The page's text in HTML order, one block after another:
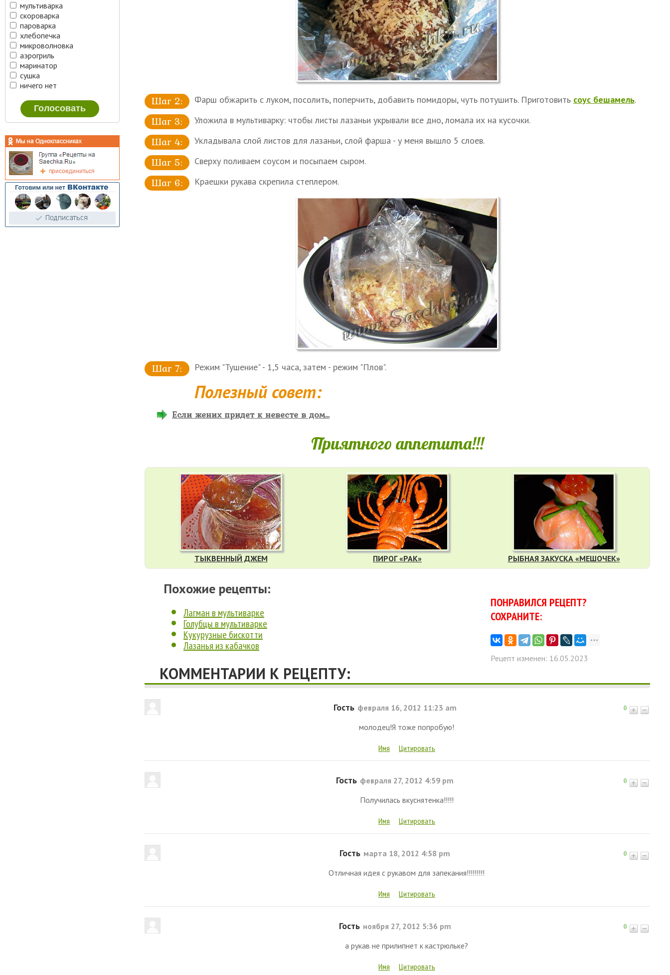
мультиварка
скороварка
пароварка
хлебопечка
микроволновка
аэрогриль
маринатор
сушка
ничего нет
Фарш обжарить с луком, посолить, поперчить, добавить помидоры, чуть потушить. Приготовить соус бешамель.
Уложила в мультиварку: чтобы листы лазаньи укрывали все дно, ломала их на кусочки.
Укладывала слой листов для лазаньи, слой фарша - у меня вышло 5 слоев.
Сверху поливаем соусом и посыпаем сыром.
Краешки рукава скрепила степлером.
Режим "Тушение" - 1,5 часа, затем - режим "Плов".
Полезный совет:
Если жених придет к невесте в дом...
Приятного аппетита!!!
ТЫКВЕННЫЙ ДЖЕМ ПИРОГ «РАК» РЫБНАЯ ЗАКУСКА «МЕШОЧЕК»
Похожие рецепты:
Лагман в мультиварке
Голубцы в мультиварке
Кукурузные бискотти
Лазанья из кабачков
ПОНРАВИЛСЯ РЕЦЕПТ?
СОХРАНИТЕ:
Рецепт изменен: 16.05.2023
КОММЕНТАРИИ К РЕЦЕПТУ:
0
Гость февраля 16, 2012 11:23 am
молодец!Я тоже попробую!
Имя Цитировать
0
Гость февраля 27, 2012 4:59 pm
Получилась вкуснятенка!!!!!
Имя Цитировать
0
Гость марта 18, 2012 4:58 pm
Отличная идея с рукавом для запекания!!!!!!!!!
Имя Цитировать
0
Гость ноября 27, 2012 5:36 pm
а рукав не прилипнет к кастрюльке?
Имя Цитировать